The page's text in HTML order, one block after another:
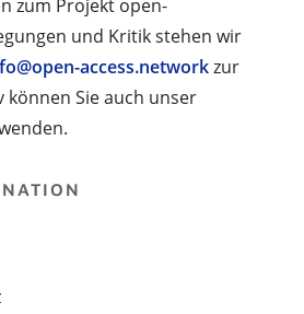
zum Projekt open-
und Kritik stehen wir
access.networkzur
Sie auch unser